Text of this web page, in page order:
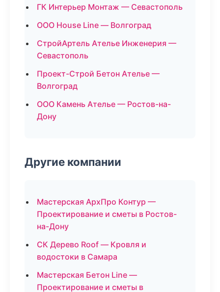
ГК Интерьер Монтаж — Севастополь
ООО House Line — Волгоград
СтройАртель Ателье Инженерия —
Севастополь
Проект-Строй Бетон Ателье —
Волгоград
ООО Камень Ателье — Ростов-на-
Дону
Другие компании
Мастерская АрхПро Контур —
Проектирование и сметы в Ростов-
на-Дону
СК Дерево Roof — Кровля и
водостоки в Самара
Мастерская Бетон Line —
Проектирование и сметы в